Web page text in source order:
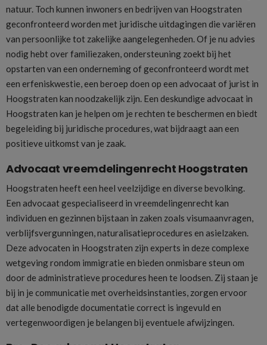
natuur. Toch kunnen inwoners en bedrijven van Hoogstraten
geconfronteerd worden met juridische uitdagingen die variëren
van persoonlijke tot zakelijke aangelegenheden. Of je nu advies
nodig hebt over familiezaken, ondersteuning zoekt bij het
opstarten van een onderneming of geconfronteerd wordt met
een erfeniskwestie, een beroep doen op een advocaat of jurist in
Hoogstraten kan noodzakelijk zijn. Een deskundige advocaat in
Hoogstraten kan je helpen om je rechten te beschermen en biedt
begeleiding bij juridische procedures, wat bijdraagt aan een
positieve uitkomst van je zaak.
Advocaat vreemdelingenrecht Hoogstraten
Hoogstraten heeft een heel veelzijdige en diverse bevolking.
Een advocaat gespecialiseerd in vreemdelingenrecht kan
individuen en gezinnen bijstaan in zaken zoals visumaanvragen,
verblijfsvergunningen, naturalisatieprocedures en asielzaken.
Deze advocaten in Hoogstraten zijn experts in deze complexe
wetgeving rondom immigratie en bieden onmisbare steun om
door de administratieve procedures heen te loodsen. Zij staan je
bij in je communicatie met overheidsinstanties, zorgen ervoor
dat alle benodigde documentatie correct is ingevuld en
vertegenwoordigen je belangen bij eventuele afwijzingen.